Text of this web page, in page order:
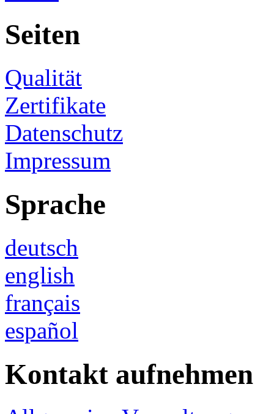
Seiten
Qualität
Zertifikate
Datenschutz
Impressum
Sprache
deutsch
english
français
español
Kontakt aufnehmen